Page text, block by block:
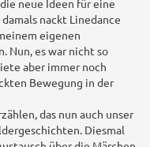
neue Ideen für eine
nackt Linedance
eigenen
Nun, es war nicht so
aber immer noch
Bewegung in der
das nun auch unser
Diesmal